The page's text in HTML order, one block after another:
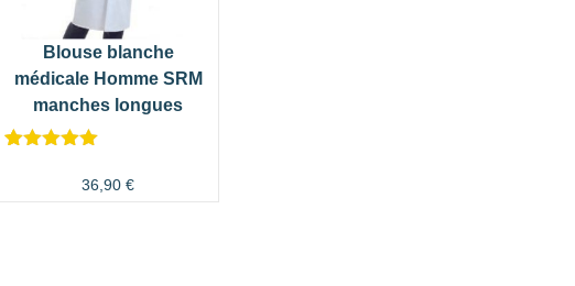
Blouse blanche
médicale Homme SRM
manches longues
basé sur
36,90€